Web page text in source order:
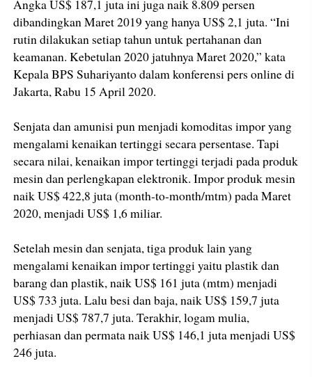
Angka US$ 187,1 juta ini juga naik 8.809 persen
dibandingkan Maret 2019 yang hanya US$ 2,1 juta. “Ini
rutin dilakukan setiap tahun untuk pertahanan dan
keamanan. Kebetulan 2020 jatuhnya Maret 2020,” kata
Kepala BPS Suhariyanto dalam konferensi pers online di
Jakarta, Rabu 15 April 2020.
Senjata dan amunisi pun menjadi komoditas impor yang
mengalami kenaikan tertinggi secara persentase. Tapi
secara nilai, kenaikan impor tertinggi terjadi pada produk
mesin dan perlengkapan elektronik. Impor produk mesin
naik US$ 422,8 juta (month-to-month/mtm) pada Maret
2020, menjadi US$ 1,6 miliar.
Setelah mesin dan senjata, tiga produk lain yang
mengalami kenaikan impor tertinggi yaitu plastik dan
barang dan plastik, naik US$ 161 juta (mtm) menjadi
US$ 733 juta. Lalu besi dan baja, naik US$ 159,7 juta
menjadi US$ 787,7 juta. Terakhir, logam mulia,
perhiasan dan permata naik US$ 146,1 juta menjadi US$
246 juta.